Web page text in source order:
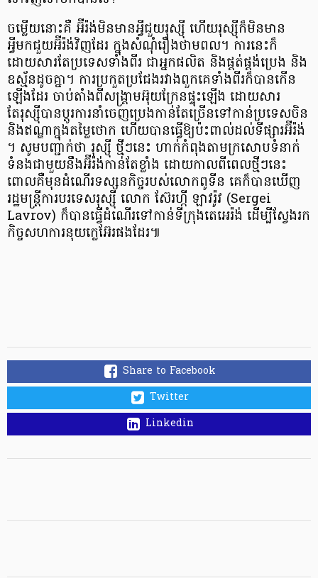
ចម្លើយនោះគឺ អ៊ីរ៉ង់មិនមានអ្វីជួយរុស្ស៊ី ហើយរុស្ស៊ីក៏មិនមាន
អ្វីមកជួយអ៊ីរ៉ង់វិញដែរ ក្នុងសំណុំរឿងថាមពល។ ការនេះក៏
ដោយសារតែប្រទេសទាំងពីរ ជាអ្នកផលិត និងផ្គត់ផ្គង់ប្រេង និង
ឧស្ម័នដូចគ្នា។ ការប្រកួតប្រជែង​​រវាង​ពួកគេទាំងពីរក៏​បាន​កើន
ឡើងដែរ ​ចាប់តាំងពី​សង្គ្រាម​អ៊ុយ​ក្រែ​ន​ផ្ទុះឡើង ដោយសារ​
តែរុស្ស៊ី​បាន​ប្តូរ​ការនាំចេញ​​ប្រេង​កាន់តែច្រើន​​ទៅកាន់ប្រទេស​ចិន
និង​ឥណ្ឌា​ក្នុងតម្លៃ​ថោក ហើយបានធ្វើឱ្យប៉ះពាល់ដល់ទីផ្សារអ៊ីរ៉ង់​
។ សូមបញ្ជាក់ថា រុស្ស៊ី ថ្មីៗនេះ ហាក់កំពុង​តាមក្រសោបទំនាក់
ទំនងជាមួយនឹងអ៊ីរ៉ង់កាន់តែខ្លាំង ដោយកាលពីពេលថ្មីៗនេះ
ពោលគឺមុនដំណើរទស្សនកិច្ចរបស់​លោកពូទីន គេក៏បានឃើញ
រដ្ឋមន្ត្រីការបរទេសរុស្ស៊ី លោក ស៊ែរហ្កី ឡាវរ៉ូវ (Sergei
Lavrov) ក៏បានធ្វើដំណើរទៅកាន់ទីក្រុងតេអេរ៉ង់ ដើម្បីស្វែងរក
កិច្ចសហការ​នុយក្លេអ៊ែរផងដែរ៕
Share to Facebook
Twitter
Linkedin